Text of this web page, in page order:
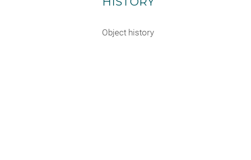
Object history